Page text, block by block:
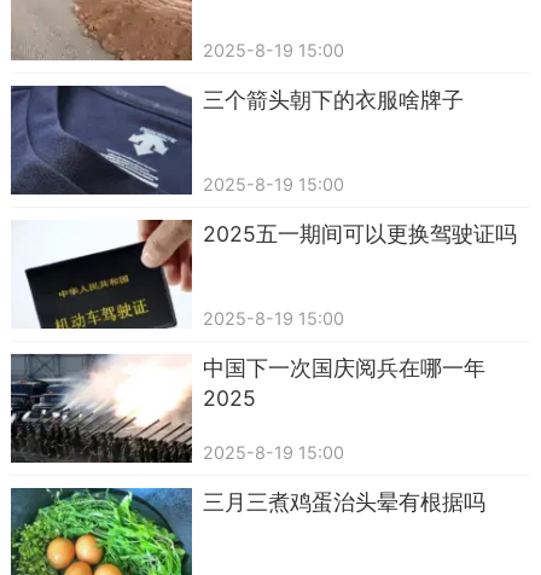
2025-8-19 15:00
三个箭头朝下的衣服啥牌子
2025-8-19 15:00
2025五一期间可以更换驾驶证吗
2025-8-19 15:00
中国下一次国庆阅兵在哪一年
2025
2025-8-19 15:00
三月三煮鸡蛋治头晕有根据吗